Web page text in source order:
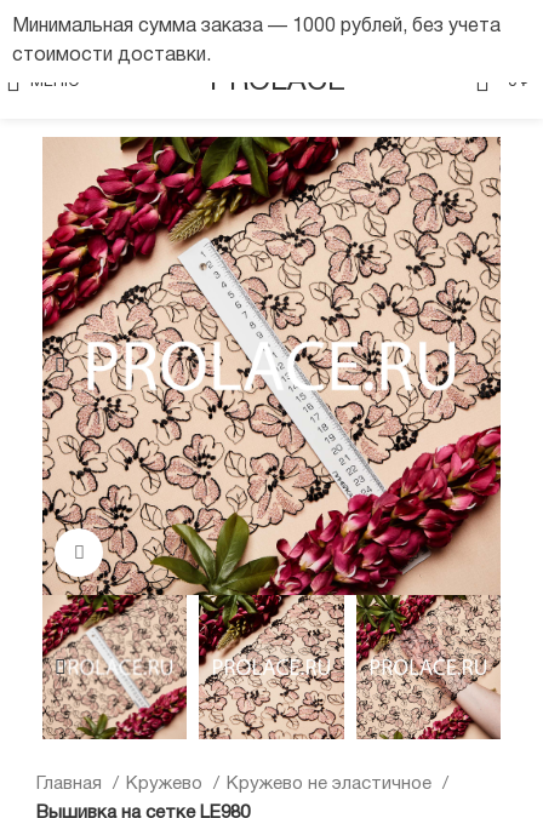
МЕНЮ PROLACE 0 ₽
Нажмите, чтобы увеличить
Главная Кружево
Кружево не эластичное
Вышивка на сетке LE980
Минимальная сумма заказа — 1000 рублей, без учета
стоимости доставки.